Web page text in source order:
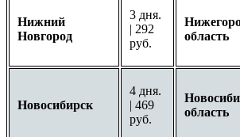
Нижний
Новгород
3 дня.
| 292
руб.
область
Новосибирск
4 дня.
| 469
руб.
область